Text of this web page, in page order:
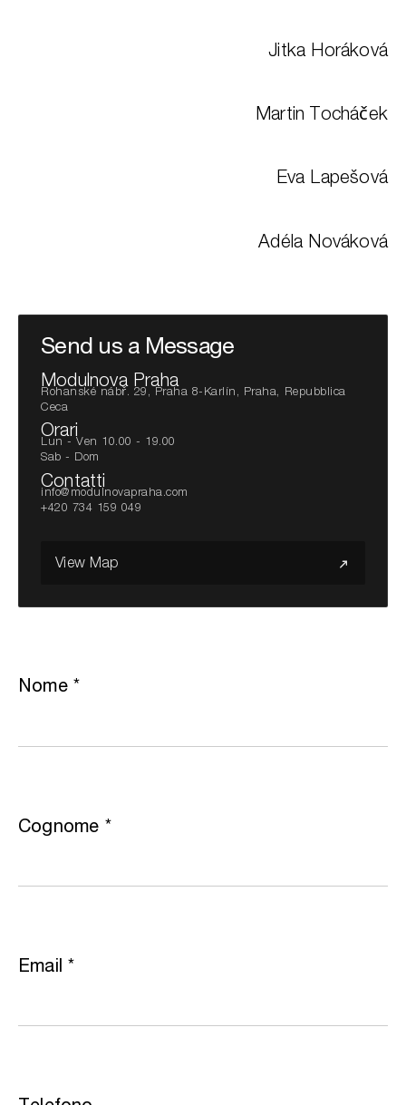
Jitka Horáková
Martin Tocháček
Eva Lapešová
Adéla Nováková
Send us a Message
Modulnova Praha
Rohanské nábř. 29, Praha 8-Karlín, Praha, Repubblica
Ceca
Orari
Lun - Ven 10.00 - 19.00
Sab - Dom
Contatti
info@modulnovapraha.com
+420 734 159 049
View Map
Nome*
Cognome *
Email *